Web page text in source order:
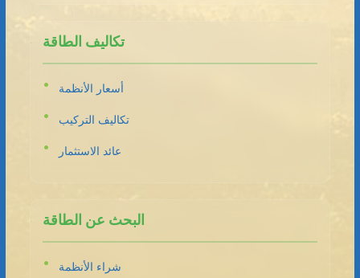
تكاليف الطاقة
أسعار الأنظمة
تكاليف التركيب
عائد الاستثمار
البحث عن الطاقة
شراء الأنظمة